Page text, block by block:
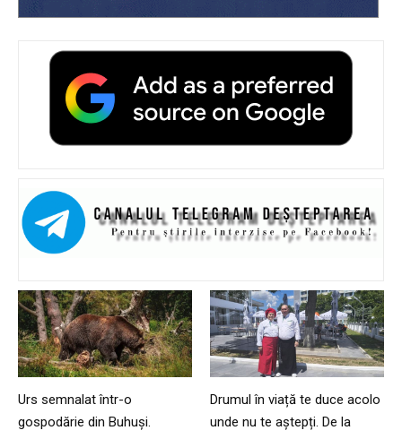
Urs semnalat într-o
gospodărie din Buhuși.
Drumul în viață te duce acolo
unde nu te aștepți. De la